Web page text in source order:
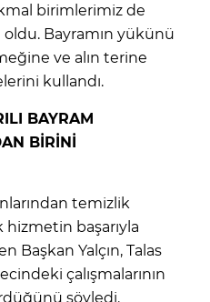
birimlerimiz de
Bayramın yükünü
ve alın terine
kullandı.
BAYRAM
BİRİNİ
temizlik
hizmetin başarıyla
Yalçın, Talas
çalışmalarının
söyledi.